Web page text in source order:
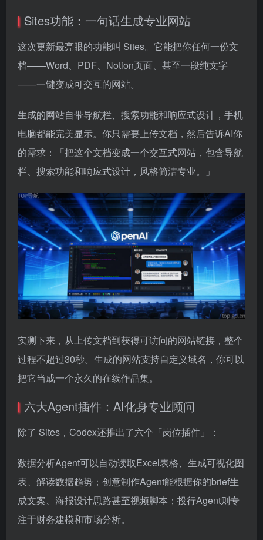
Sites功能：一句话生成专业网站
这次更新最亮眼的功能叫 Sites。它能把你任何一份文
档——Word、PDF、Notion页面、甚至一段纯文字
——一键变成可交互的网站。
生成的网站自带导航栏、搜索功能和响应式设计，手机
电脑都能完美显示。你只需要上传文档，然后告诉AI你
的需求：「把这个文档变成一个交互式网站，包含导航
栏、搜索功能和响应式设计，风格简洁专业。」
实测下来，从上传文档到获得可访问的网站链接，整个
过程不超过30秒。生成的网站支持自定义域名，你可以
把它当成一个永久的在线作品集。
六大Agent插件：AI化身专业顾问
除了 Sites，Codex还推出了六个「岗位插件」：
数据分析Agent可以自动读取Excel表格、生成可视化图
表、解读数据趋势；创意制作Agent能根据你的brief生
成文案、海报设计思路甚至视频脚本；投行Agent则专
注于财务建模和市场分析。